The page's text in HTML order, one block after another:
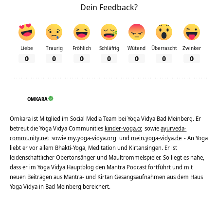
Dein Feedback?
Liebe
0
Traurig
0
Fröhlich
0
Schläfrig
0
Wütend
0
Überrascht
0
Zwinker
0
OMKARA
Omkara ist Mitglied im Social Media Team bei Yoga Vidya Bad Meinberg. Er
betreut die Yoga Vidya Communities kinder-yoga.cc sowieayurveda-
community.net sowie my.yoga-vidya.org und mein.yoga-vidya.de - An Yoga
liebt er vor allem Bhakti-Yoga, Meditation und Kirtansingen. Er ist
leidenschaftlicher Obertonsänger und Maultrommelspieler. So liegt es nahe,
dass er im Yoga Vidya Hauptblog den Mantra Podcast fortführt und mit
neuen Beiträgen aus Mantra- und Kirtan Gesangsaufnahmen aus dem Haus
Yoga Vidya in Bad Meinberg bereichert.